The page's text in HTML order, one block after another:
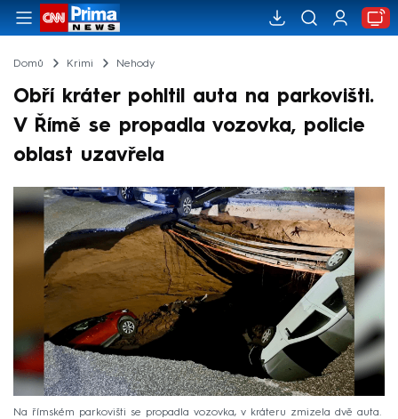
Domů Krimi Nehody
Obří kráter pohltil auta na parkovišti.
V Římě se propadla vozovka, policie
oblast uzavřela
Na římském parkovišti se propadla vozovka, v kráteru zmizela dvě auta.